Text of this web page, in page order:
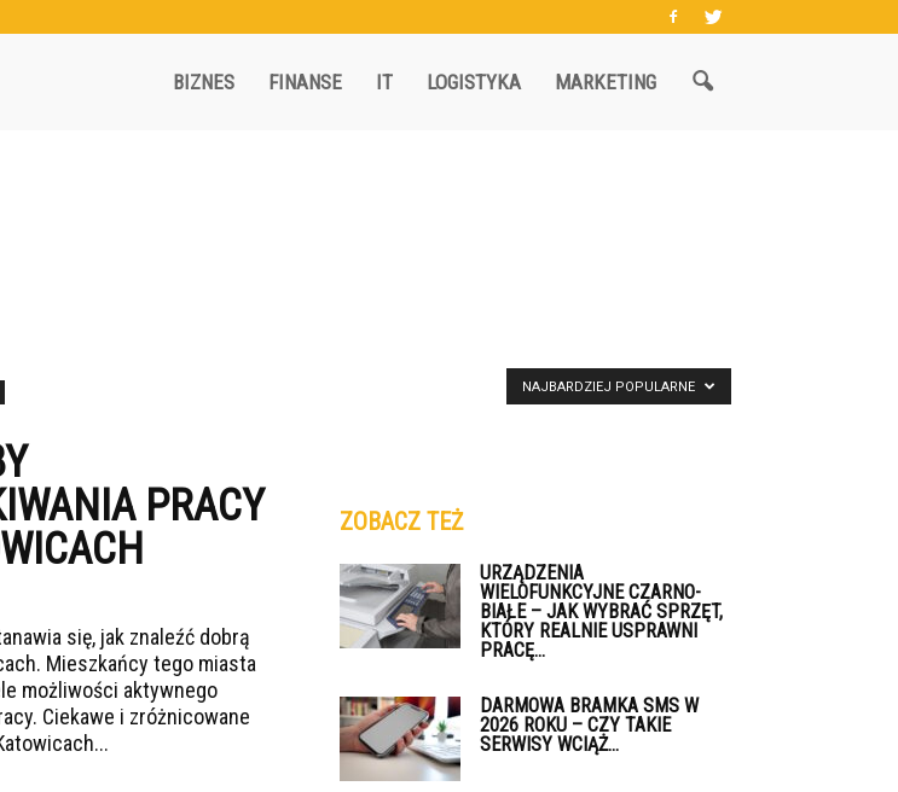
BIZNES FINANSE IT LOGISTYKA MARKETING
NAJBARDZIEJ POPULARNE
PRACY
się, jak znaleźć dobrą
Mieszkańcy tego miasta
możliwości aktywnego
Ciekawe i zróżnicowane
ZOBACZ TEŻ
URZĄDZENIA
WIELOFUNKCYJNE CZARNO-
BIAŁE – JAK WYBRAĆ SPRZĘT,
KTÓRY REALNIE USPRAWNI
PRACĘ...
DARMOWA BRAMKA SMS W
2026 ROKU – CZY TAKIE
SERWISY WCIĄŻ...